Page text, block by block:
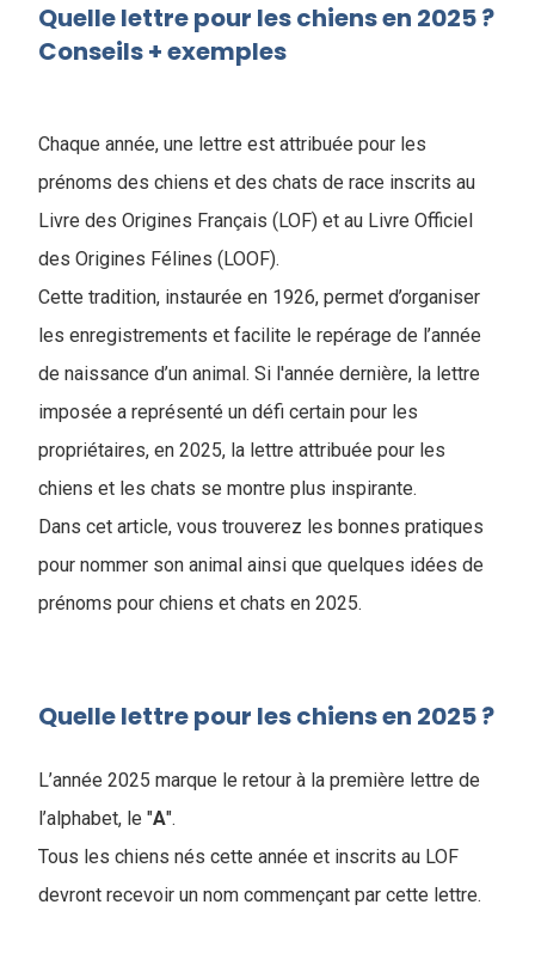
Quelle lettre pour les chiens en 2025 ?
Conseils + exemples
Chaque année, une lettre est attribuée pour les
prénoms des chiens et des chats de race inscrits au
Livre des Origines Français (LOF) et au Livre Officiel
des Origines Félines (LOOF).
Cette tradition, instaurée en 1926, permet d’organiser
les enregistrements et facilite le repérage de l’année
de naissance d’un animal. Si l'année dernière, la lettre
imposée a représenté un défi certain pour les
propriétaires, en 2025, la lettre attribuée pour les
chiens et les chats se montre plus inspirante.
Dans cet article, vous trouverez les bonnes pratiques
pour nommer son animal ainsi que quelques idées de
prénoms pour chiens et chats en 2025.
Quelle lettre pour les chiens en 2025 ?
L’année 2025 marque le retour à la première lettre de
l’alphabet, le "A".
Tous les chiens nés cette année et inscrits au LOF
devront recevoir un nom commençant par cette lettre.